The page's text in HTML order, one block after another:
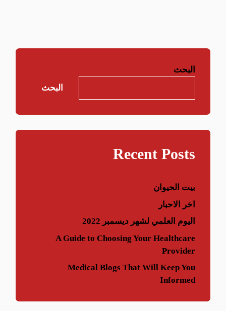
البحث
البحث
Recent Posts
بيت الحيوان
اخر الاحبار
اليوم العلمي لشهر ديسمبر 2022
A Guide to Choosing Your Healthcare
Provider
Medical Blogs That Will Keep You
Informed